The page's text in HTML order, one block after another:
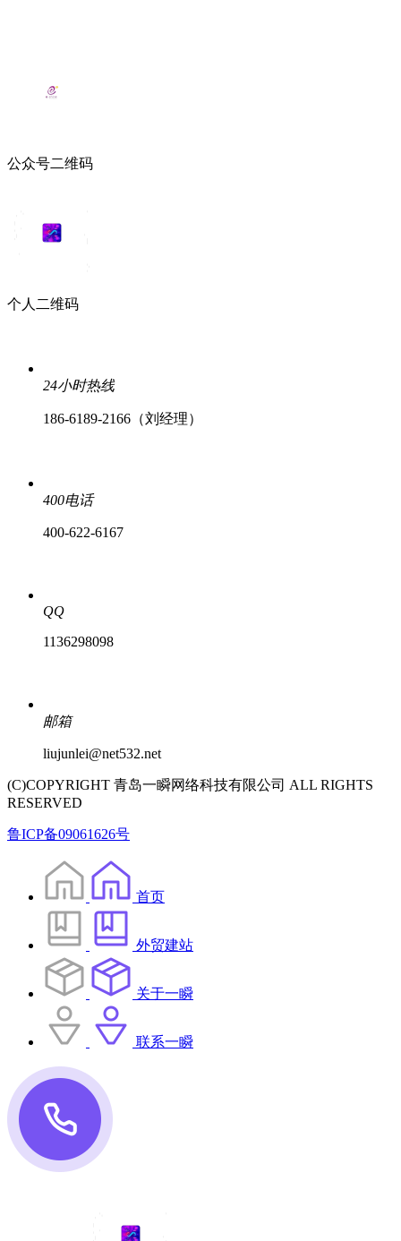
公众号二维码
个人二维码
24小时热线
186-6189-2166（刘经理）
400电话
400-622-6167
QQ
1136298098
邮箱
liujunlei@net532.net
(C)COPYRIGHT 青岛一瞬网络科技有限公司 ALL RIGHTS
RESERVED
鲁ICP备09061626号
首页
外贸建站
关于一瞬
联系一瞬